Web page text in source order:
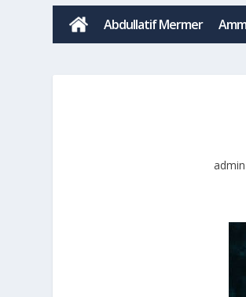
H Abdullatif Mermer
admin